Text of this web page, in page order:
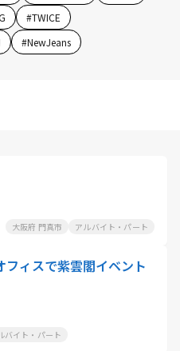
#TWICE
#NewJeans
大阪府 門真市 アルバイト・パート
ィスで紫雲閣イベント
バイト・パート